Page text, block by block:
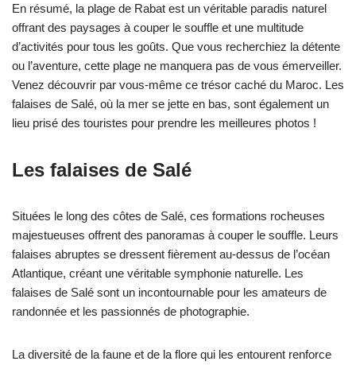
En résumé, la plage de Rabat est un véritable paradis naturel
offrant des paysages à couper le souffle et une multitude
d’activités pour tous les goûts. Que vous recherchiez la détente
ou l’aventure, cette plage ne manquera pas de vous émerveiller.
Venez découvrir par vous-même ce trésor caché du Maroc. Les
falaises de Salé, où la mer se jette en bas, sont également un
lieu prisé des touristes pour prendre les meilleures photos !
Les falaises de Salé
Situées le long des côtes de Salé, ces formations rocheuses
majestueuses offrent des panoramas à couper le souffle. Leurs
falaises abruptes se dressent fièrement au-dessus de l’océan
Atlantique, créant une véritable symphonie naturelle. Les
falaises de Salé sont un incontournable pour les amateurs de
randonnée et les passionnés de photographie.
La diversité de la faune et de la flore qui les entourent renforce